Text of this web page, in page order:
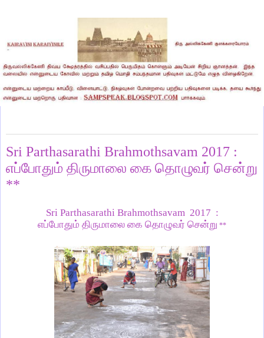
Sri Parthasarathi Brahmothsavam 2017 :
எப்போதும் திருமாலை கை தொழுவர் சென்று
**
Sri Parthasarathi Brahmothsavam 2017 :
எப்போதும் திருமாலை கை தொழுவர் சென்று **